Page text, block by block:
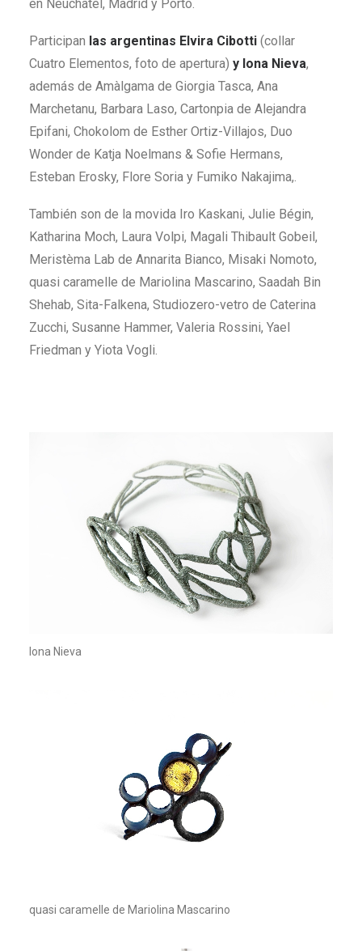
en Neuchâtel, Madrid y Porto.
Participan las argentinas Elvira Cibotti (collar
Cuatro Elementos, foto de apertura) y Iona Nieva,
además de Amàlgama de Giorgia Tasca, Ana
Marchetanu, Barbara Laso, Cartonpia de Alejandra
Epifani, Chokolom de Esther Ortiz-Villajos, Duo
Wonder de Katja Noelmans & Sofie Hermans,
Esteban Erosky, Flore Soria y Fumiko Nakajima,.
También son de la movida Iro Kaskani, Julie Bégin,
Katharina Moch, Laura Volpi, Magali Thibault Gobeil,
Meristèma Lab de Annarita Bianco, Misaki Nomoto,
quasi caramelle de Mariolina Mascarino, Saadah Bin
Shehab, Sita-Falkena, Studiozero-vetro de Caterina
Zucchi, Susanne Hammer, Valeria Rossini, Yael
Friedman y Yiota Vogli.
Iona Nieva
quasi caramelle de Mariolina Mascarino